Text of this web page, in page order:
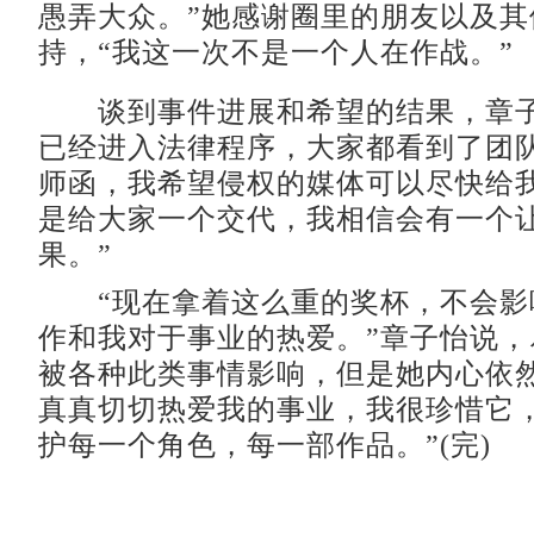
愚弄大众。”她感谢圈里的朋友以及
持，“我这一次不是一个人在作战。”
谈到事件进展和希望的结果，章
已经进入法律程序，大家都看到了团
师函，我希望侵权的媒体可以尽快给
是给大家一个交代，我相信会有一个
果。”
“现在拿着这么重的奖杯，不会影
作和我对于事业的热爱。”章子怡说
被各种此类事情影响，但是她内心依
真真切切热爱我的事业，我很珍惜它
护每一个角色，每一部作品。”(完)